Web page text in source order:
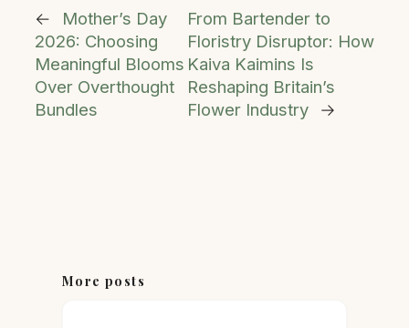
←
Mother’s Day
2026: Choosing
Meaningful Blooms
Over Overthought
Bundles
From Bartender to
Floristry Disruptor: How
Kaiva Kaimins Is
Reshaping Britain’s
Flower Industry
→
More posts